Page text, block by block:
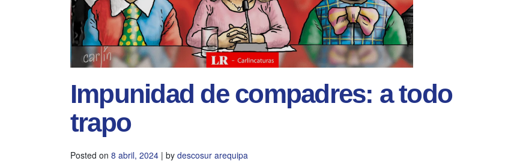
Impunidad de compadres: a todo
trapo
Posted on 8 abril, 2024 | by descosur arequipa